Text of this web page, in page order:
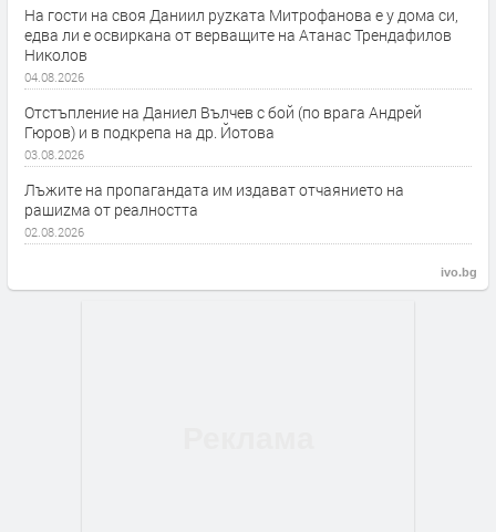
На гости на своя Даниил руzката Митрофанова е у дома си,
едва ли е освиркана от верващите на Атанас Трендафилов
Николов
04.08.2026
Отстъпление на Даниел Вълчев с бой (по врага Андрей
Гюров) и в подкрепа на др. Йотова
03.08.2026
Лъжите на пропагандата им издават отчаянието на
рашиzма от реалността
02.08.2026
ivo.bg